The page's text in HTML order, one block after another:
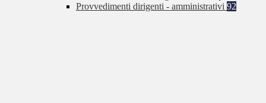
Provvedimenti dirigenti - amministrativi 92